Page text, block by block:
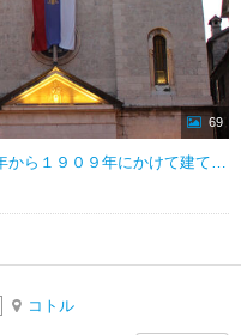
69
聖二コラ教会は、１９０２年から１９０９年にかけて建てられました。 ビザンティン様式で二つの塔があります。 同じ場所に１８１０年から１８９６年まで正教会がありましたが、 火災で焼け落ちてしまいました。 教会内には大き
コトル